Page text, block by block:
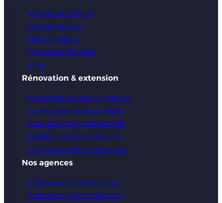
Maisons sur mesure
Maisons sur plan
Nos réalisations
Maison performante
Blog
Rénovation & extension
Rénovation de votre logement
Aménagement des combles
Extension et agrandissement
Isolation de votre logement
Sur élévation de votre maison
Nos agences
Constructeur Ille-et-Vilaine
Constructeur Côtes d’Armor